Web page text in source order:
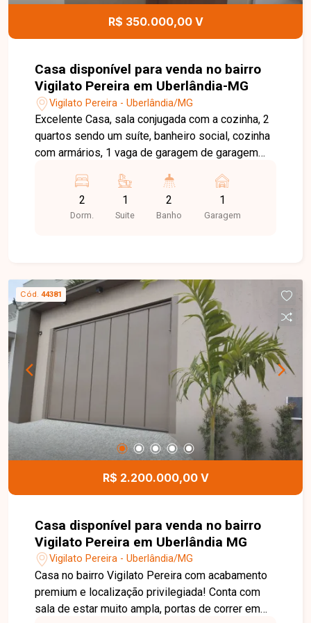
Agende uma visita e venha conhecer todos os
detalhes desta excelente casa no Bairro Vigilato
encontre o imóvel ideal para viver com espaço,
conforto e qualidade em Uberlândia-MG.
R$ 350.000,00 V
Casa disponível para venda no bairro
Vigilato Pereira em Uberlândia-MG
Vigilato Pereira - Uberlândia/MG
Excelente Casa, sala conjugada com a cozinha, 2
quartos sendo um suíte, banheiro social, cozinha
com armários, 1 vaga de garagem de garagem
2
Dorm.
1
Suite
2
Banho
1
Garagem
Cód. 44381
R$ 2.200.000,00 V
Casa disponível para venda no bairro
Vigilato Pereira em Uberlândia MG
Vigilato Pereira - Uberlândia/MG
Casa no bairro Vigilato Pereira com acabamento
premium e localização privilegiada! Conta com
sala de estar muito ampla, portas de correr em